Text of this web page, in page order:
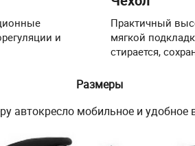
и
Практичный
мягкой
стирается,
Размеры
автокресло мобильное и удобное